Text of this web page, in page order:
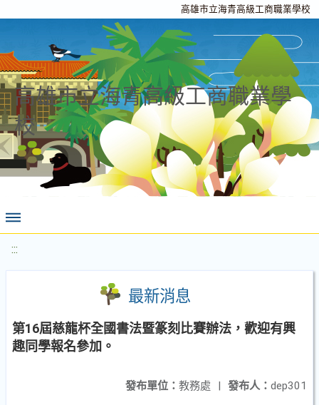
高雄市立海青高級工商職業學校
高雄市立海青高級工商職業學
校
:::
最新消息
第16屆慈龍杯全國書法暨篆刻比賽辦法，歡迎有興
趣同學報名參加。
發布人： dep301
發布單位： 教務處 |